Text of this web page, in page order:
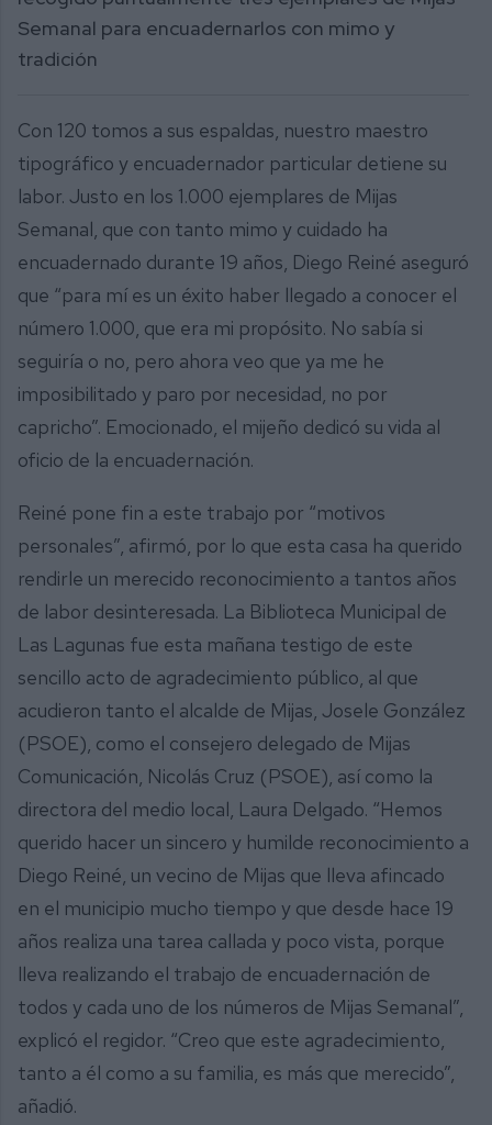
Semanal para encuadernarlos con mimo y
tradición
Con 120 tomos a sus espaldas, nuestro maestro
tipográfico y encuadernador particular detiene su
labor. Justo en los 1.000 ejemplares de Mijas
Semanal, que con tanto mimo y cuidado ha
encuadernado durante 19 años, Diego Reiné aseguró
que “para mí es un éxito haber llegado a conocer el
número 1.000, que era mi propósito. No sabía si
seguiría o no, pero ahora veo que ya me he
imposibilitado y paro por necesidad, no por
capricho”. Emocionado, el mijeño dedicó su vida al
oficio de la encuadernación.
Reiné pone fin a este trabajo por “motivos
personales”, afirmó, por lo que esta casa ha querido
rendirle un merecido reconocimiento a tantos años
de labor desinteresada. La Biblioteca Municipal de
Las Lagunas fue esta mañana testigo de este
sencillo acto de agradecimiento público, al que
acudieron tanto el alcalde de Mijas, Josele González
(PSOE), como el consejero delegado de Mijas
Comunicación, Nicolás Cruz (PSOE), así como la
directora del medio local, Laura Delgado. “Hemos
querido hacer un sincero y humilde reconocimiento a
Diego Reiné, un vecino de Mijas que lleva afincado
en el municipio mucho tiempo y que desde hace 19
años realiza una tarea callada y poco vista, porque
lleva realizando el trabajo de encuadernación de
todos y cada uno de los números de Mijas Semanal”,
explicó el regidor. “Creo que este agradecimiento,
tanto a él como a su familia, es más que merecido”,
añadió.